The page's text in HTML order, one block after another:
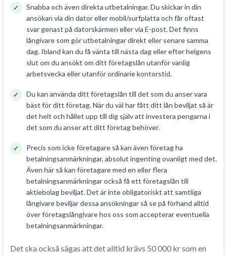
Snabba och även direkta utbetalningar. Du skickar in din
ansökan via din dator eller mobil/surfplatta och får oftast
svar genast på datorskärmen eller via E-post. Det finns
långivare som gör utbetalningar direkt eller senare samma
dag. Ibland kan du få vänta till nästa dag eller efter helgens
slut om du ansökt om ditt företagslån utanför vanlig
arbetsvecka eller utanför ordinarie kontorstid.
Du kan använda ditt företagslån till det som du anser vara
bäst för ditt företag. När du väl har fått ditt lån beviljat så är
det helt och hållet upp till dig själv att investera pengarna i
det som du anser att ditt företag behöver.
Precis som icke företagare så kan även företag ha
betalningsanmärkningar, absolut ingenting ovanligt med det.
Även här så kan företagare med en eller flera
betalningsanmärkningar också få ett företagslån till
aktiebolag beviljat. Det är inte obligatoriskt att samtliga
långivare beviljar dessa ansökningar så se på förhand alltid
över företagslångivare hos oss som accepterar eventuella
betalningsanmärkningar.
Det ska också sägas att det alltid krävs 50 000 kr som en